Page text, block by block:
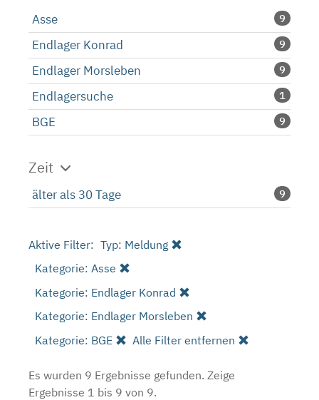
Asse 9
Endlager Konrad 9
Endlager Morsleben 9
Endlagersuche 1
BGE 9
Zeit
älter als 30 Tage 9
Aktive Filter: Typ: Meldung
Kategorie: Asse
Kategorie: Endlager Konrad
Kategorie: Endlager Morsleben
Kategorie: BGE
Alle Filter entfernen
Es wurden 9 Ergebnisse gefunden. Zeige
Ergebnisse 1 bis 9 von 9.